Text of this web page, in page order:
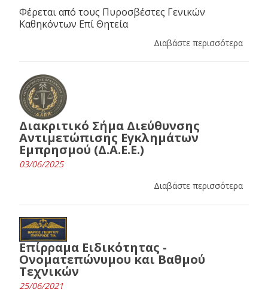
Φέρεται από τους Πυροσβέστες Γενικών
Καθηκόντων Επί Θητεία
Διαβάστε περισσότερα
Διακριτικό Σήμα Διεύθυνσης
Αντιμετώπισης Εγκλημάτων
Εμπρησμού (Δ.Α.Ε.Ε.)
03/06/2025
Διαβάστε περισσότερα
Επίρραμα Ειδικότητας -
Ονοματεπώνυμου και Βαθμού
Τεχνικών
25/06/2021